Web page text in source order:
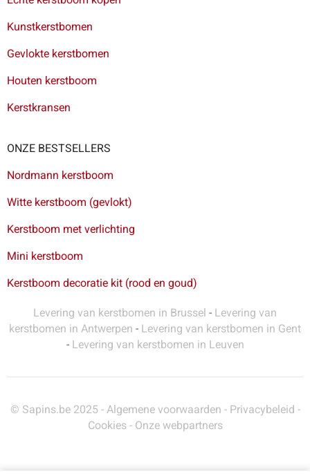
Kunstkerstbomen
Gevlokte kerstbomen
Houten kerstboom
Kerstkransen
ONZE BESTSELLERS
Nordmann kerstboom
Witte kerstboom (gevlokt)
Kerstboom met verlichting
Mini kerstboom
Kerstboom decoratie kit (rood en goud)
Levering van kerstbomen in Brussel - Levering van
kerstbomen in Antwerpen - Levering van kerstbomen in Gent
- Levering van kerstbomen in Leuven
© Sapins.be 2025 - Algemene voorwaarden - Privacybeleid -
Cookies- Onze webpartners